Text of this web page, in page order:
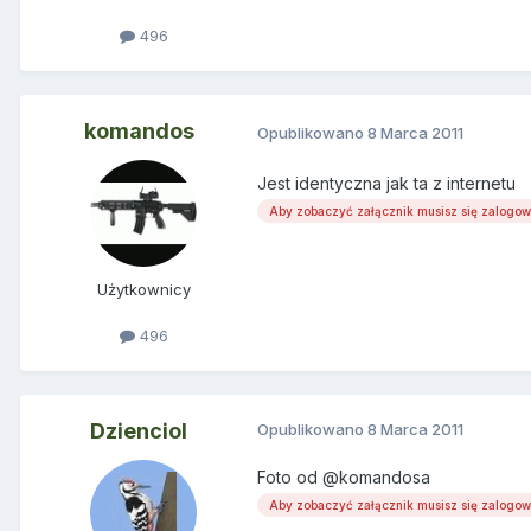
496
komandos
Użytkownicy
496
Opublikowano 8 Marca 2011
Jest identyczna jak ta z internetu
Aby zobaczyć załącznik musisz się
Dzienciol Opublikowano 8 Marca 2011
Foto od @komandosa
Aby zobaczyć załącznik musisz się